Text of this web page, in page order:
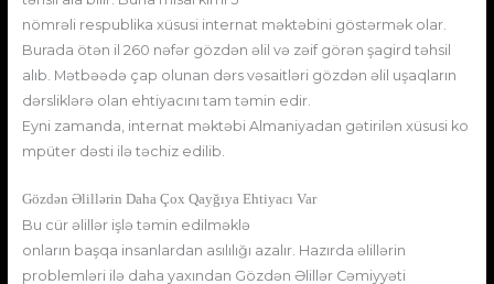
nömrəli respublika xüsusi internat məktəbini göstərmək olar.
Burada ötən il 260 nəfər gözdən əlil və zəif görən şagird təhsil
alıb. Mətbəədə çap olunan dərs vəsaitləri gözdən əlil uşaqların
dərsliklərə olan ehtiyacını tam təmin edir.
Eyni zamanda, internat məktəbi Almaniyadan gətirilən xüsusi ko
mpüter dəsti ilə təchiz edilib.
Gözdən Əlillərin Daha Çox Qayğıya Ehtiyacı Var
Bu cür əlillər işlə təmin edilməklə
onların başqa insanlardan asılılığı azalır. Hazırda əlillərin
problemləri ilə daha yaxından Gözdən Əlillər Cəmiyyəti